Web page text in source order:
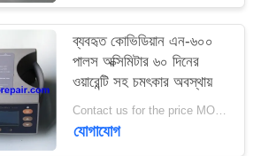
ব্যবহৃত কোভিডিয়ান এন-৬০০
পালস অক্সিমিটার ৬০ দিনের
ওয়ারেন্টি সহ চমৎকার অবস্থায়
Contact us for the price MOQ:1
যোগাযোগ